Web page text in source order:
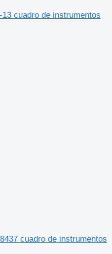
cuadro de instrumentos
cuadro de instrumentos